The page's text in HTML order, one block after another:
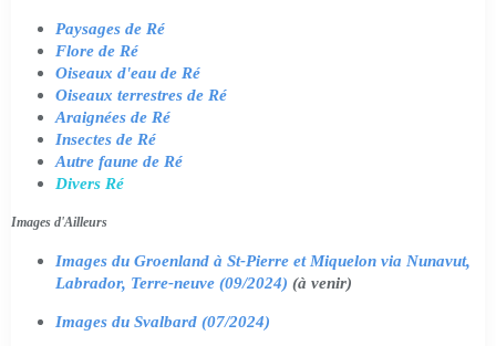
Paysages de Ré
Flore de Ré
Oiseaux d'eau de Ré
Oiseaux terrestres de Ré
Araignées de Ré
Insectes de Ré
Autre faune de Ré
Divers Ré
Images d'Ailleurs
Images du Groenland à St-Pierre et Miquelon via Nunavut,
Labrador, Terre-neuve (09/2024) (à venir)
Images du Svalbard (07/2024)